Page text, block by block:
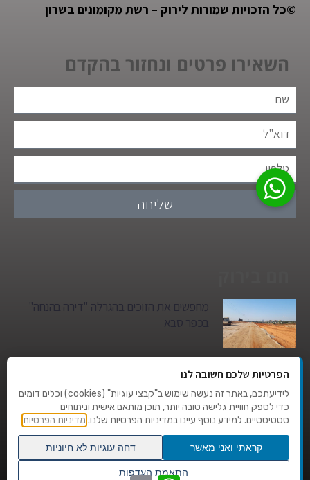
©כל הזכויות שמורות לירוק – רשת מקומונים בשרון
השאירו פרטים ונחזור בהקדם
שליחה
מחפשים את הזוכים בהגרלה "דירה בהנחה"
בכפר סבא
גן הילדים של מרים סיטי יהפוך למגדל מגורים:
סגירת מעגל היסטורית במגדיאל
טרגדיה בצהרי היום: בן 80 נהרג על מעבר
החצייה בהוד השרון
גלילה
הפרטיות שלכם חשובה לנו
לידיעתכם, באתר זה נעשה שימוש ב"קבצי עוגיות" (cookies) וכלים דומים
כדי לספק חוויית גלישה טובה יותר, תוכן מותאם אישית וניתוחים
סטטיסטיים. למידע נוסף עיינו במדיניות הפרטיות שלנו. מדיניות הפרטיות
קראתי ואני מאשר
דחה עוגיות לא חיוניות
התאמת העדפות